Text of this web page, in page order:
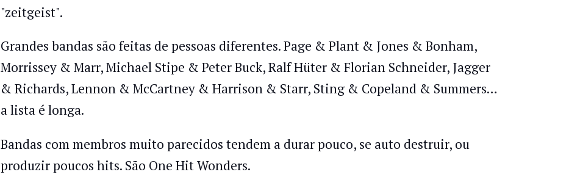
"zeitgeist".
Grandes bandas são feitas de pessoas diferentes. Page & Plant & Jones & Bonham,
Morrissey & Marr, Michael Stipe & Peter Buck, Ralf Hüter & Florian Schneider, Jagger
& Richards, Lennon & McCartney & Harrison & Starr, Sting & Copeland & Summers…
a lista é longa.
Bandas com membros muito parecidos tendem a durar pouco, se auto destruir, ou
produzir poucos hits. São One Hit Wonders.